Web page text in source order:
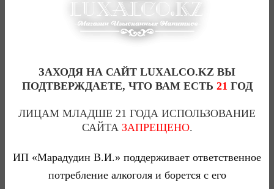
ЗАХОДЯ НА САЙТ LUXALCO.KZ ВЫ
ПОДТВЕРЖДАЕТЕ, ЧТО ВАМ ЕСТЬ 21 ГОД
ЛИЦАМ МЛАДШЕ 21 ГОДА ИСПОЛЬЗОВАНИЕ
САЙТА ЗАПРЕЩЕНО.
ИП «Марадудин В.И.» поддерживает ответственное
потребление алкоголя и борется с его